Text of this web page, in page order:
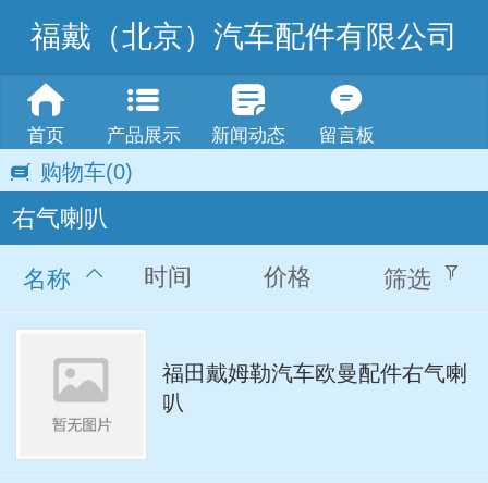
福戴（北京）汽车配件有限公司
首页 产品展示 新闻动态 留言板
购物车(0)
右气喇叭
名称 时间 价格 筛选
福田戴姆勒汽车欧曼配件右气喇
叭